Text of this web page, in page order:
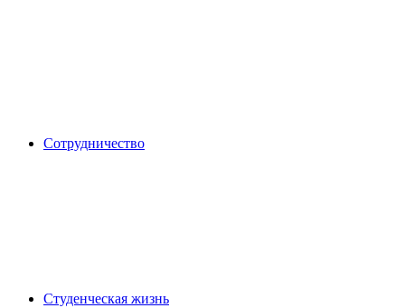
Сотрудничество
Студенческая жизнь